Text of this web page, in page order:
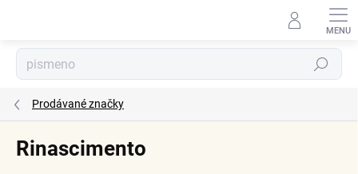
Hledat
Prodávané značky
Rinascimento